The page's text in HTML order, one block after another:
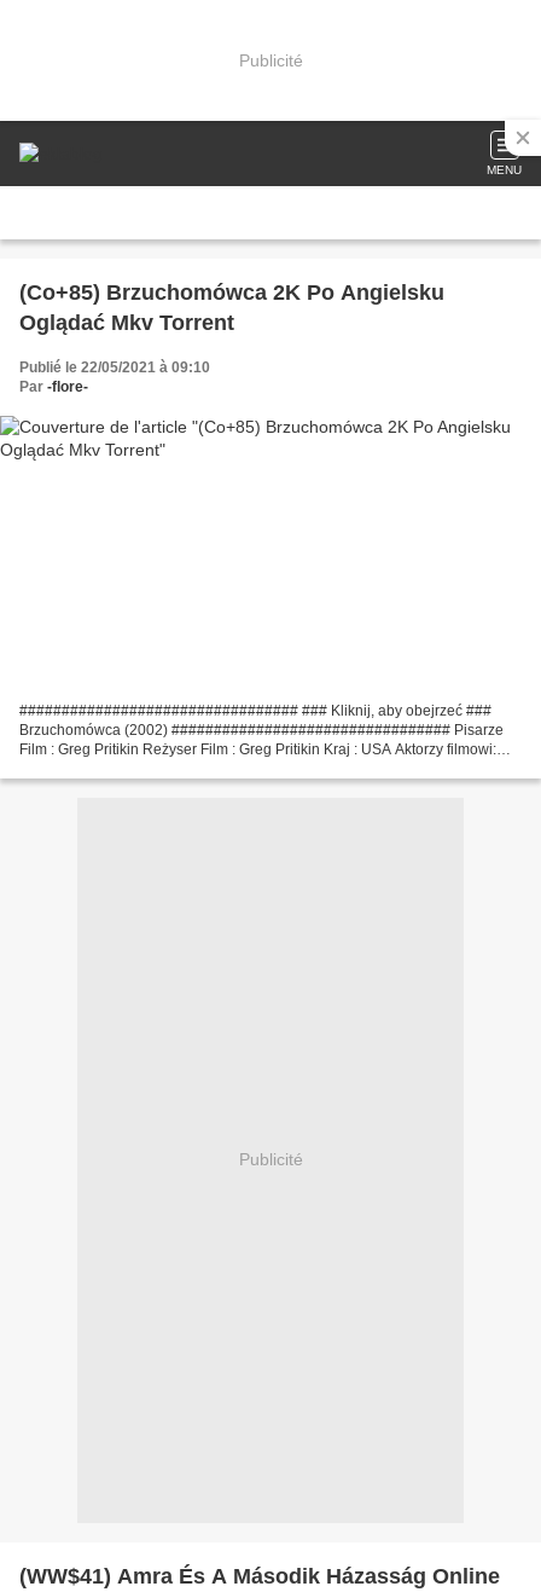
Publicité
MENU
(Co+85) Brzuchomówca 2K Po Angielsku
Oglądać Mkv Torrent
Publié le 22/05/2021 à 09:10
Par -flore-
################################# ### Kliknij, aby obejrzeć ###
Brzuchomówca (2002) ################################# Pisarze
Film : Greg Pritikin Reżyser Film : Greg Pritikin Kraj : USA Aktorzy filmowi:
Publicité
(WW$41) Amra És A Második Házasság Online